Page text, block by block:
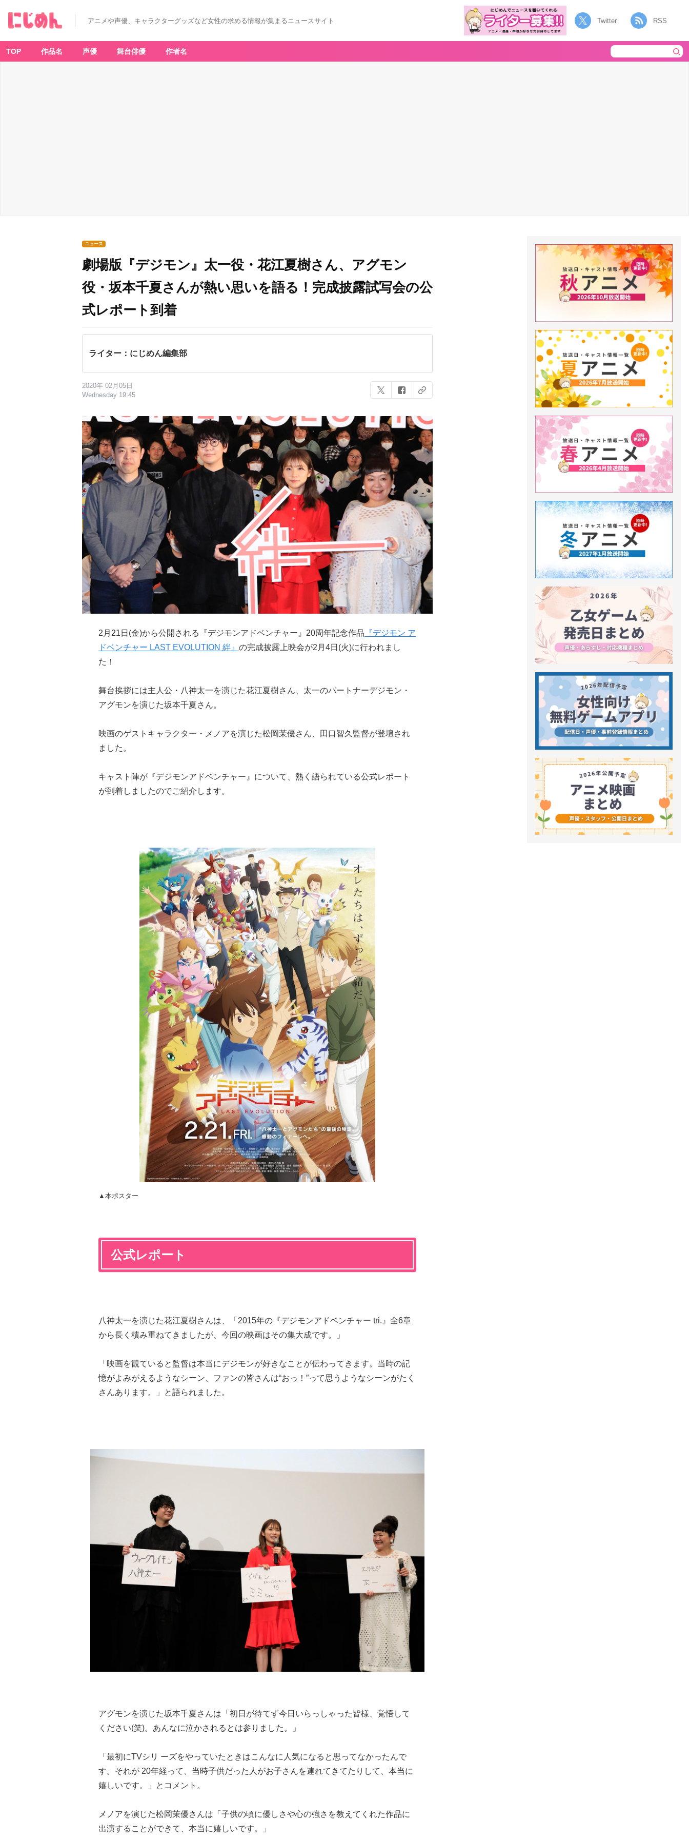
アニメや声優、キャラクターグッズなど女性の求める情報が集まるニュースサイト Twitter RSS
TOP 作品名 声優 舞台俳優 作者名
ニュース
劇場版『デジモン』太一役・花江夏樹さん、アグモン
役・坂本千夏さんが熱い思いを語る！完成披露試写会の公
式レポート到着
ライター：にじめん編集部
2020年 02月05日
Wednesday 19:45
2月21日(金)から公開される『デジモンアドベンチャー』20周年記念作品 『デジモン ア
ドベンチャー LAST EVOLUTION 絆』 の完成披露上映会が2月4日(火)に行われまし
た！
舞台挨拶には主人公・八神太一を演じた花江夏樹さん、太一のパートナーデジモン・
アグモンを演じた坂本千夏さん。
映画のゲストキャラクター・メノアを演じた松岡茉優さん、田口智久監督が登壇され
ました。
キャスト陣が『デジモンアドベンチャー』について、熱く語られている公式レポート
が到着しましたのでご紹介します。
▲本ポスター
公式レポート
八神太一を演じた花江夏樹さんは、「2015年の『デジモンアドベンチャー tri.』全6章
から長く積み重ねてきましたが、今回の映画はその集大成です。」
「映画を観ていると監督は本当にデジモンが好きなことが伝わってきます。当時の記
憶がよみがえるようなシーン、ファンの皆さんは“おっ！”って思うようなシーンがたく
さんあります。」と語られました。
アグモンを演じた坂本千夏さんは「初日が待てず今日いらっしゃった皆様、覚悟して
ください(笑)。あんなに泣かされるとは参りました。」
「最初にTVシリ ーズをやっていたときはこんなに人気になると思ってなかったんで
す。それが 20年経って、当時子供だった人がお子さんを連れてきてたりして、本当に
嬉しいです。」とコメント。
メノアを演じた松岡茉優さんは「子供の頃に優しさや心の強さを教えてくれた作品に
出演することができて、本当に嬉しいです。」